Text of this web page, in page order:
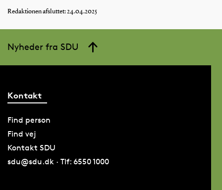
Redaktionen afsluttet: 24.04.2025
Nyheder fra SDU
Kontakt
Find person
Find vej
Kontakt SDU
sdu@sdu.dk · Tlf: 6550 1000